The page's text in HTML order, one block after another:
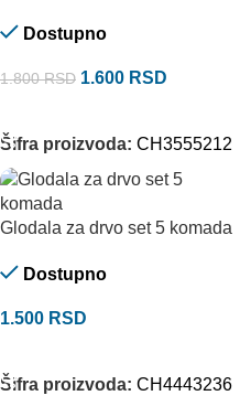
Dostupno
1.800RSD 1.600 RSD
Šifra proizvoda: CH3555212
Glodala za drvo set 5 komada
Dostupno
1.500 RSD
Šifra proizvoda: CH4443236